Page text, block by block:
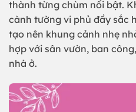
thành từng chùm nổi bật.
cành tường vi phủ đầy sắc
tạo nên khung cảnh nhẹ
hợp với sân vườn, ban
nhà ở.